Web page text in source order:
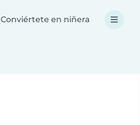
Conviértete en niñera